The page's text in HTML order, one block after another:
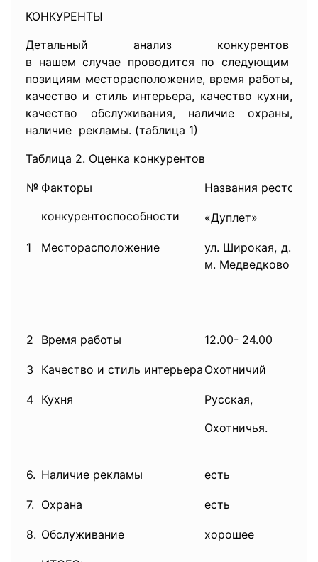
КОНКУРЕНТЫ
Детальный анализ конкурентов
в нашем случае проводится по следующим
позициям месторасположение, время работы,
качество и стиль интерьера, качество кухни,
качество обслуживания, наличие охраны,
наличие рекламы. (таблица 1)
Таблица 2. Оценка конкурентов
№ Факторы
конкурентоспособности
Названия
«Дуплет»
1 Месторасположение
ул. Широкая, д.
м. Медведково
2 Время работы 12.00- 24.00
3 Качество и стиль интерьера Охотничий
4 Кухня
Русская,
Охотничья.
6. Наличие рекламы есть
7. Охрана есть
8. Обслуживание хорошее